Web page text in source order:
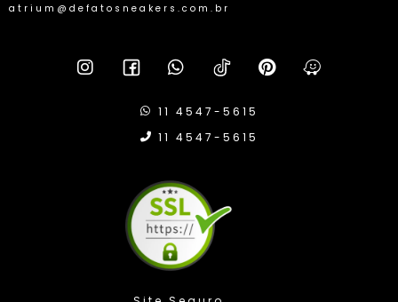
atrium@defatosneakers.com.br
11 4547-5615
11 4547-5615
Compra Protegida